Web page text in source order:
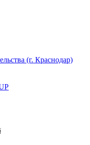
(г. Краснодар)